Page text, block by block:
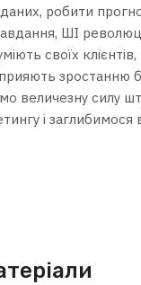
робити
ШІ
своїх
зростанню
величезну силу
і заглибимося